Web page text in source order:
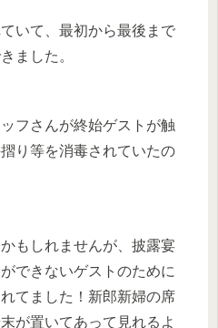
いて、最初から最後まで
ました。
フさんが終始ゲストが触
り等を消毒されていたの
もしれませんが、披露宴
できないゲストのために
てました！新郎新婦の席
が置いてあって見れるよ